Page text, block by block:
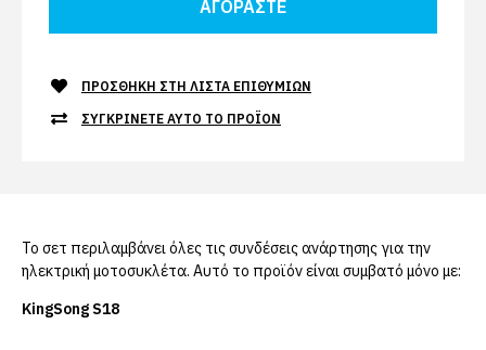
ΠΡΟΣΘΉΚΗ ΣΤΗ ΛΊΣΤΑ ΕΠΙΘΥΜΙΏΝ
ΣΥΓΚΡΊΝΕΤΕ ΑΥΤΌ ΤΟ ΠΡΟΪΌΝ
Το σετ περιλαμβάνει όλες τις συνδέσεις ανάρτησης για την
ηλεκτρική μοτοσυκλέτα. Αυτό το προϊόν είναι συμβατό μόνο με:
KingSong S18